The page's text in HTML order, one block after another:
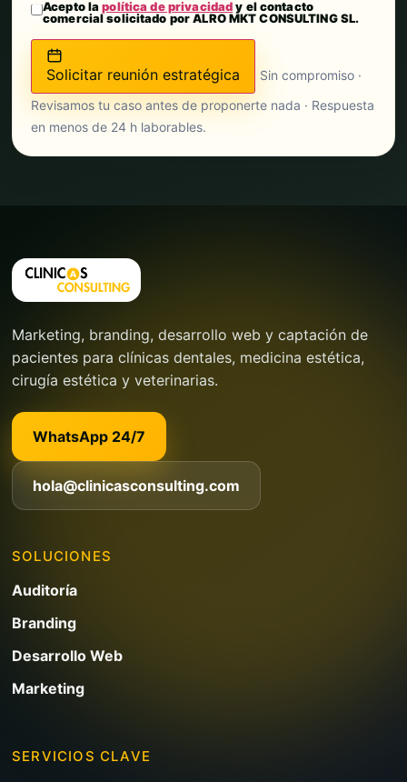
Acepto lapolítica de privacidady el contacto
comercial solicitado por ALRO MKT CONSULTING SL.
Solicitar reunión estratégica
Sin compromiso ·
Revisamos tu caso antes de proponerte nada · Respuesta
en menos de 24 h laborables.
Marketing, branding, desarrollo web y captación de
pacientes para clínicas dentales, medicina estética,
cirugía estética y veterinarias.
WhatsApp 24/7
hola@clinicasconsulting.com
SOLUCIONES
Auditoría
Branding
Desarrollo Web
Marketing
SERVICIOS CLAVE